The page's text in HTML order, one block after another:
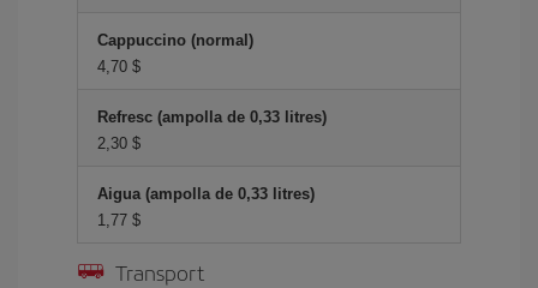
Cappuccino (normal)
4,70 $
Refresc (ampolla de 0,33 litres)
2,30 $
Aigua (ampolla de 0,33 litres)
1,77 $
Transport